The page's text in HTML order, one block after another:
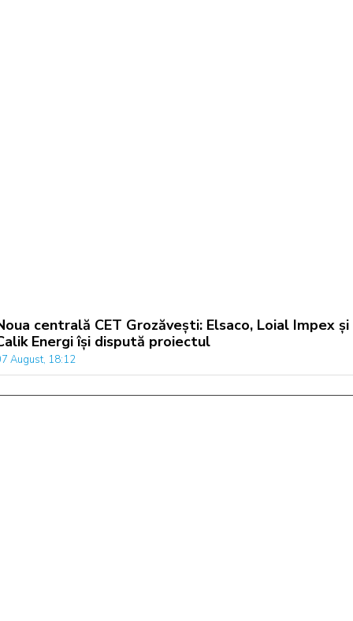
centrală CET Grozăvești: Elsaco, Loial Impex și
Energi își dispută proiectul
August, 18:12